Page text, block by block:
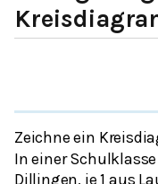
Zeichne ein
In einer
Dillingen, je 1 aus